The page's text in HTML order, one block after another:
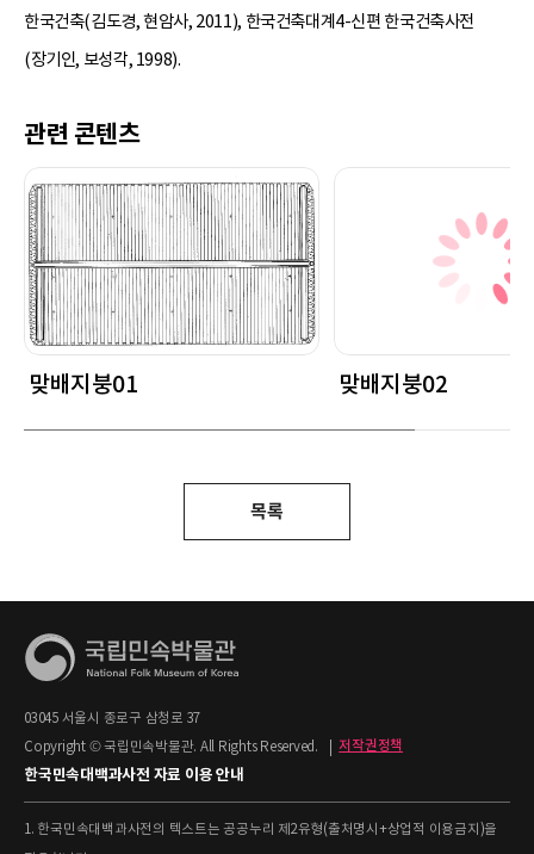
한국건축(김도경, 현암사, 2011), 한국건축대계4-신편 한국건축사전
(장기인, 보성각, 1998).
관련 콘텐츠
맞배지붕01 맞배지붕02
목록
03045 서울시 종로구 삼청로 37
Copyright © 국립민속박물관. All Rights Reserved.
저작권정책
한국민속대백과사전 자료 이용 안내
1. 한국민속대백과사전의 텍스트는 공공누리 제2유형(출처명시+상업적 이용금지)을